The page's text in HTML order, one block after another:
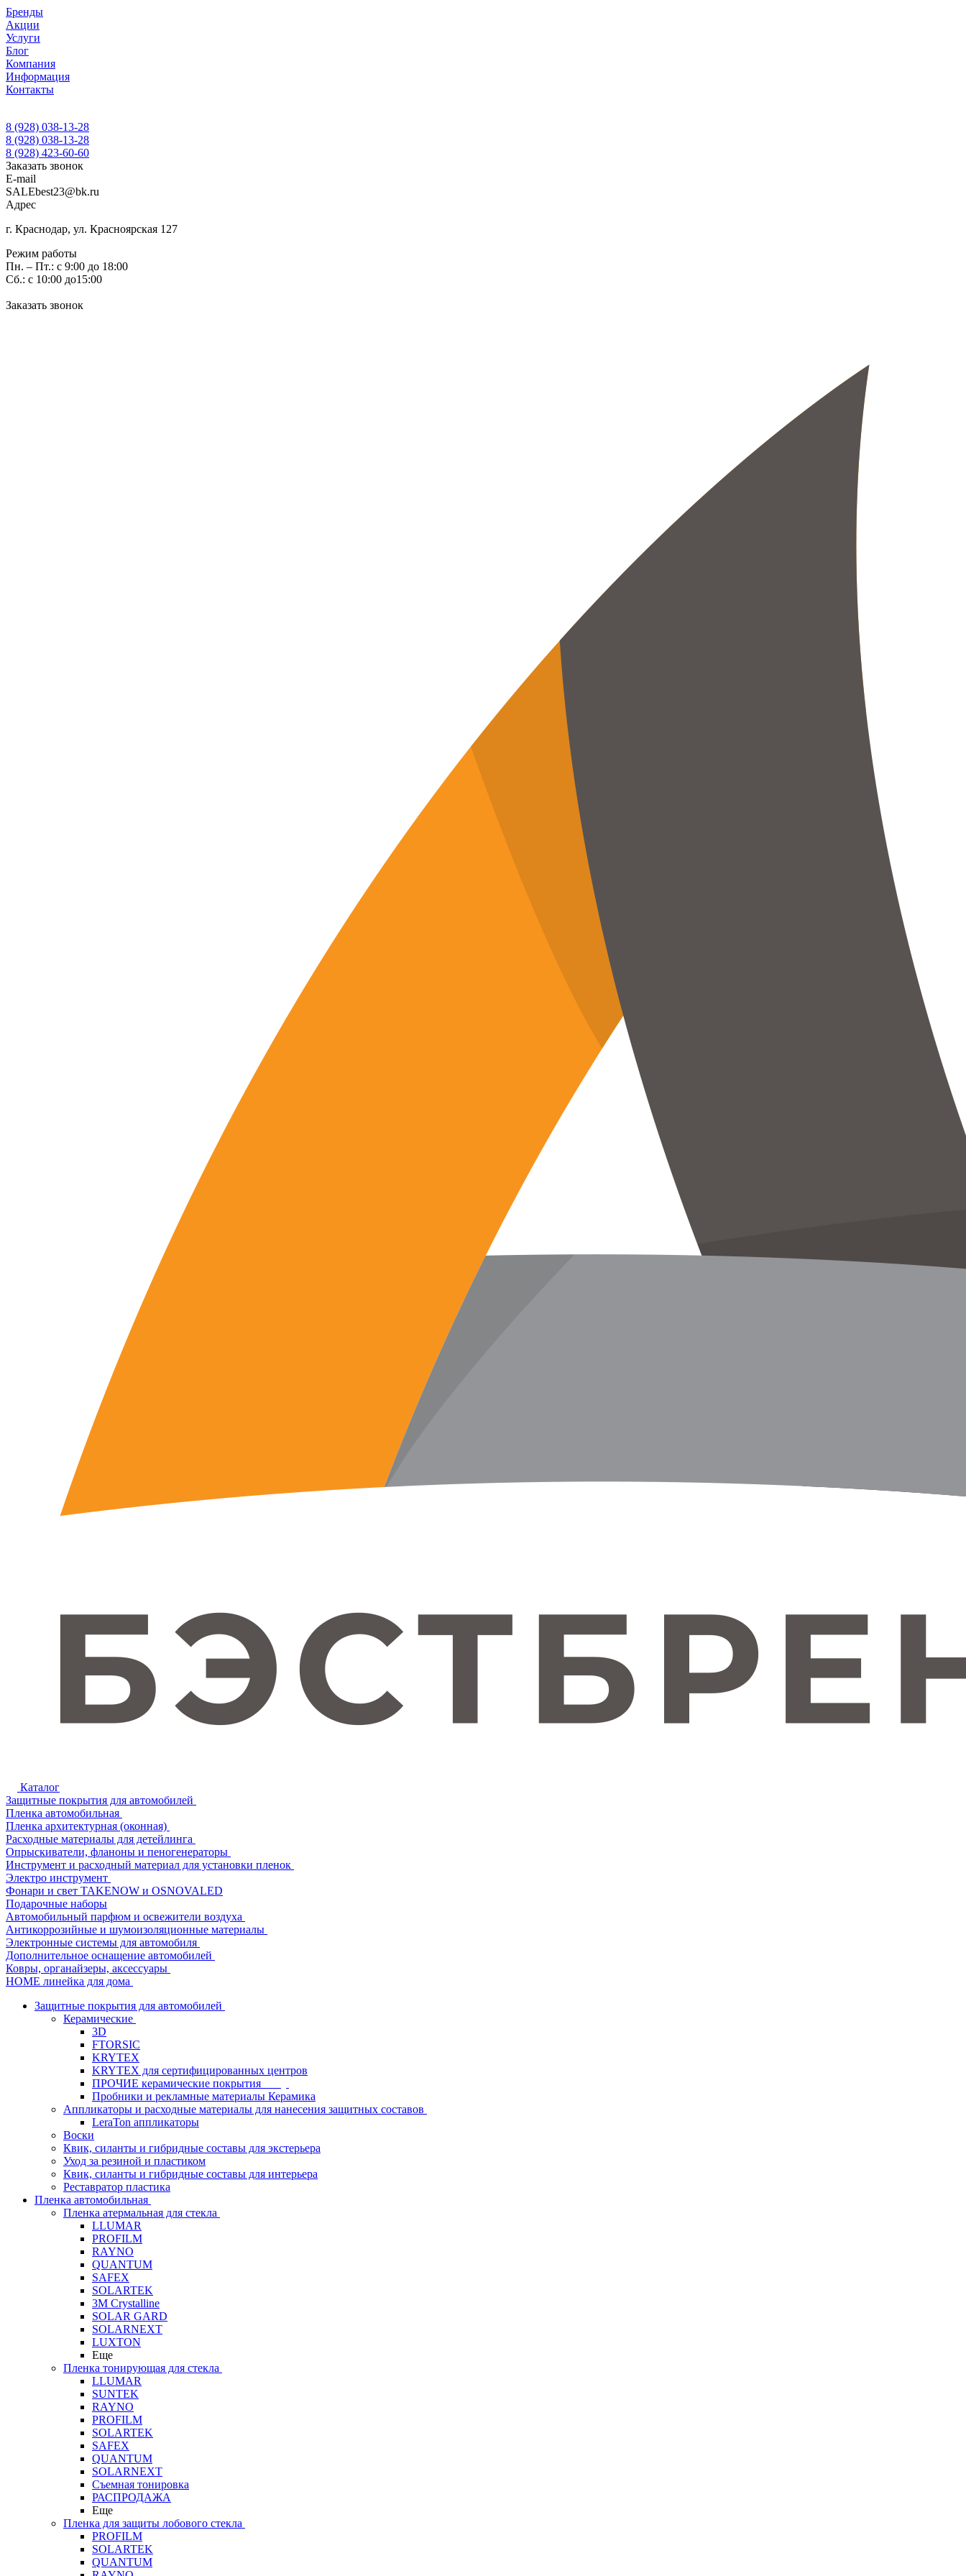
Бренды
Акции
Услуги
Блог
Компания
Информация
Контакты
8 (928) 038-13-28
8 (928) 038-13-28
8 (928) 423-60-60
Заказать звонок
E-mail
SALEbest23@bk.ru
Адрес
г. Краснодар, ул. Красноярская 127
Режим работы
Пн. – Пт.: с 9:00 до 18:00
Сб.: с 10:00 до15:00
Заказать звонок
Каталог
Защитные покрытия для автомобилей
Пленка автомобильная
Пленка архитектурная (оконная)
Расходные материалы для детейлинга
Опрыскиватели, фланоны и пеногенераторы
Инструмент и расходный материал для установки пленок
Электро инструмент
Фонари и свет TAKENOW и OSNOVALED
Подарочные наборы
Автомобильный парфюм и освежители воздуха
Антикоррозийные и шумоизоляционные материалы
Электронные системы для автомобиля
Дополнительное оснащение автомобилей
Ковры, органайзеры, аксессуары
HOME линейка для дома
Защитные покрытия для автомобилей
Керамические
3D
FTORSIC
KRYTEX
KRYTEX для сертифицированных центров
ПРОЧИЕ керамические покрытия
Пробники и рекламные материалы Керамика
Аппликаторы и расходные материалы для нанесения защитных составов
LeraTon аппликаторы
Воски
Квик, силанты и гибридные составы для экстерьера
Уход за резиной и пластиком
Квик, силанты и гибридные составы для интерьера
Реставратор пластика
Пленка автомобильная
Пленка атермальная для стекла
LLUMAR
PROFILM
RAYNO
QUANTUM
SAFEX
SOLARTEK
3M Crystalline
SOLAR GARD
SOLARNEXT
LUXTON
Еще
Пленка тонирующая для стекла
LLUMAR
SUNTEK
RAYNO
PROFILM
SOLARTEK
SAFEX
QUANTUM
SOLARNEXT
Съемная тонировка
РАСПРОДАЖА
Еще
Пленка для защиты лобового стекла
PROFILM
SOLARTEK
QUANTUM